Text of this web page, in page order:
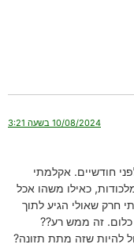
10/08/2024 בשעה 3:21
חודשיים. אקלמתי
כאילו משהו אכל
חרק שאולי הגיע לתוך
זה ממש רע??
להיות שזה מתת תזונה?